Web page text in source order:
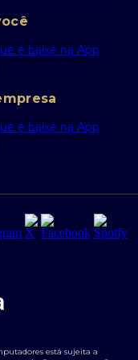
Safra
está sujeita a